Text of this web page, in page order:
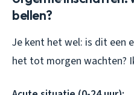
bellen?
Je kent het wel: is dit een
het tot morgen wachten?